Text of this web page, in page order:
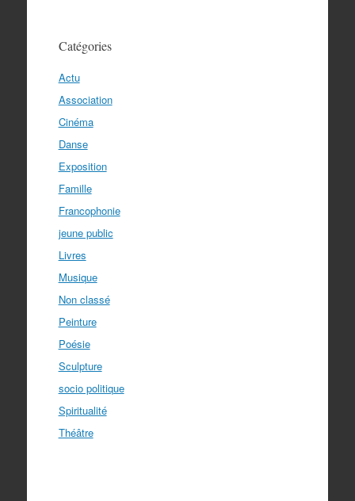
Catégories
Actu
Association
Cinéma
Danse
Exposition
Famille
Francophonie
jeune public
Livres
Musique
Non classé
Peinture
Poésie
Sculpture
socio politique
Spiritualité
Théâtre